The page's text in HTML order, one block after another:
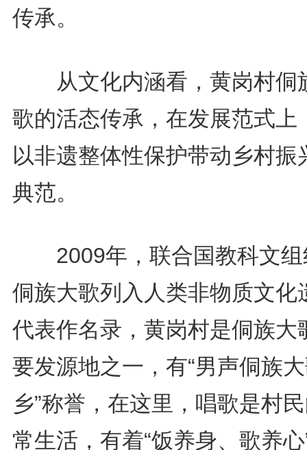
传承。
从文化内涵看，黄岗村侗
歌的活态传承，在发展范式上
以非遗整体性保护带动乡村振
典范。
2009年，联合国教科文组
侗族大歌列入人类非物质文化
代表作名录，黄岗村是侗族大
要发源地之一，有“男声侗族
乡”称誉，在这里，唱歌是村
常生活，有着“饭养身、歌养